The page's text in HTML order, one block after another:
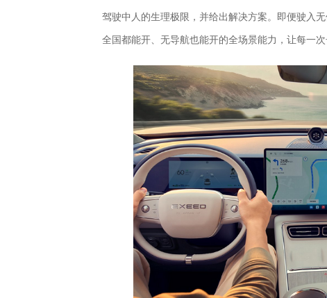
驾驶中人的生理极限，并给出解决方案。即便驶入
全国都能开、无导航也能开的全场景能力，让每一